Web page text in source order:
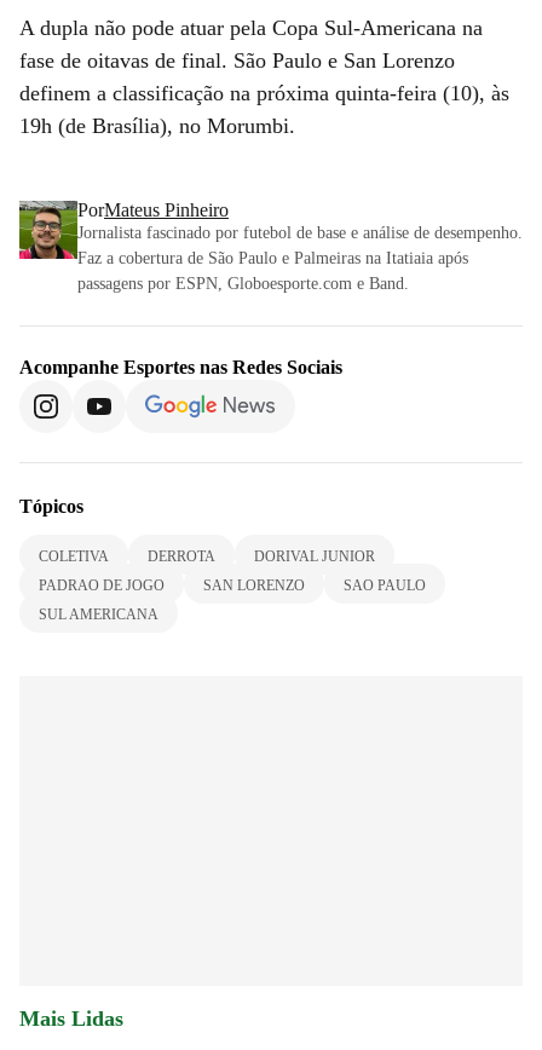
A dupla não pode atuar pela Copa Sul-Americana na
fase de oitavas de final. São Paulo e San Lorenzo
definem a classificação na próxima quinta-feira (10), às
19h (de Brasília), no Morumbi.
PorMateus Pinheiro
Jornalista fascinado por futebol de base e análise de desempenho.
Faz a cobertura de São Paulo e Palmeiras na Itatiaia após
passagens por ESPN, Globoesporte.com e Band.
Acompanhe Esportes nas Redes Sociais
Tópicos
COLETIVA DERROTA
DORIVAL JUNIOR
PADRAO DE JOGO
SAN LORENZO
SAO PAULO
SUL AMERICANA
Mais Lidas